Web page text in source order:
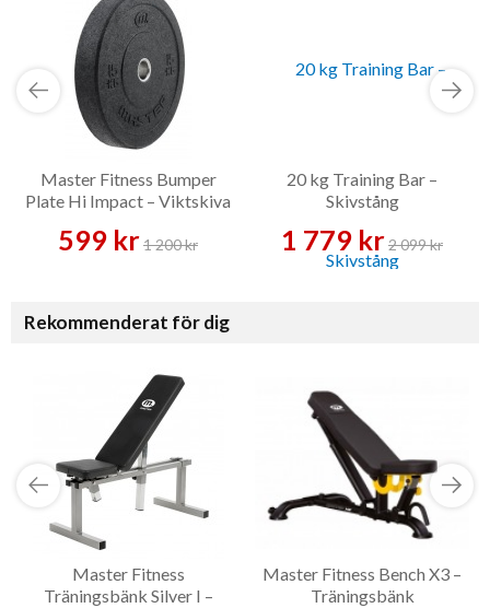
Master Fitness Bumper
Plate Hi Impact – Viktskiva
599 kr1 200 kr
20 kg Training Bar –
Skivstång
1 779 kr2 099 kr
Rekommenderat för dig
Master Fitness
Träningsbänk Silver I –
Master Fitness Bench X3 –
Träningsbänk